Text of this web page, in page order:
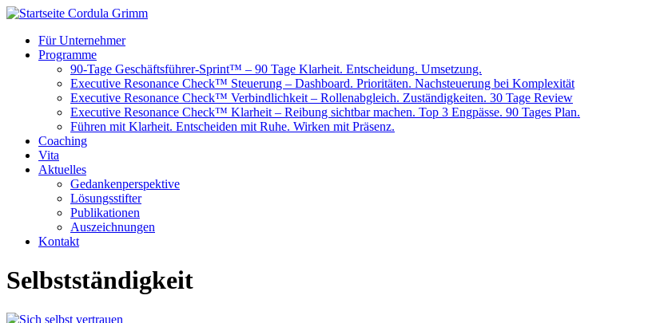
Für Unternehmer
Programme
90-Tage Geschäftsführer-Sprint™ – 90 Tage Klarheit. Entscheidung. Umsetzung.
Executive Resonance Check™ Steuerung – Dashboard. Prioritäten. Nachsteuerung bei Komplexität
Executive Resonance Check™ Verbindlichkeit – Rollenabgleich. Zuständigkeiten. 30 Tage Review
Executive Resonance Check™ Klarheit – Reibung sichtbar machen. Top 3 Engpässe. 90 Tages Plan.
Führen mit Klarheit. Entscheiden mit Ruhe. Wirken mit Präsenz.
Coaching
Vita
Aktuelles
Gedankenperspektive
Lösungsstifter
Publikationen
Auszeichnungen
Kontakt
Selbstständigkeit